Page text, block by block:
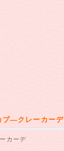
ブ―クレーカーデ
カーデ